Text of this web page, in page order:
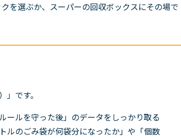
を選ぶか、スーパーの回収ボックスにその場で
」です。
ールを守った後」のデータをしっかり取る
ルのごみ袋が何袋分になったか」や「個数